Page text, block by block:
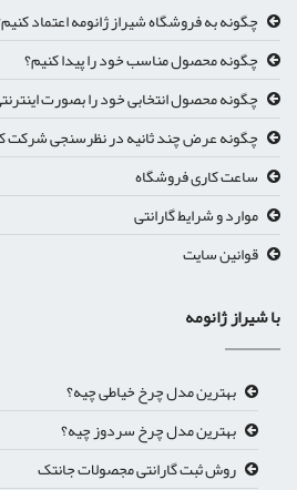
چگونه به فروشگاه شیراز ژانومه اعتماد
چگونه محصول مناسب خود را پیدا کنیم؟
چگونه محصول انتخابی خود را بصورت
چگونه عرض چند ثانیه در نظرسنجی شرکت
ساعت کاری فروشگاه
موارد و شرایط گارانتی
قوانین سایت
با شیراز ژانومه
بهترین مدل چرخ خیاطی چیه؟
بهترین مدل چرخ سردوز چیه؟
روش ثبت گارانتی مجصولات جانتک